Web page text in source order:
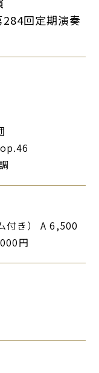
回定期演奏
付き） A 6,500
円